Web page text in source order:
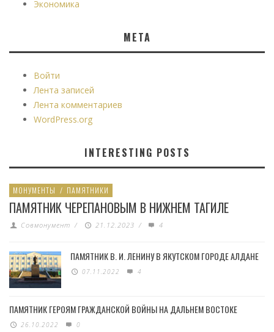
Экономика
МЕТА
Войти
Лента записей
Лента комментариев
WordPress.org
INTERESTING POSTS
МОНУМЕНТЫ / ПАМЯТНИКИ
ПАМЯТНИК ЧЕРЕПАНОВЫМ В НИЖНЕМ ТАГИЛЕ
Совмонумент / 21.12.2023 / 4
ПАМЯТНИК В. И. ЛЕНИНУ В ЯКУТСКОМ ГОРОДЕ АЛДАНЕ
07.11.2022 4
ПАМЯТНИК ГЕРОЯМ ГРАЖДАНСКОЙ ВОЙНЫ НА ДАЛЬНЕМ ВОСТОКЕ
26.10.2022 0